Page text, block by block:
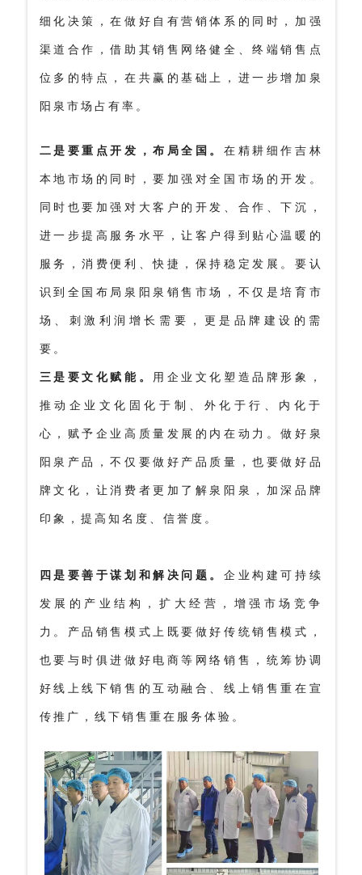
细化决策，在做好自有营销体系的同时， 加强
渠道合作，借助其销售网络健全、终端销售点
位多的特点，在共赢的基础上，进一步增加泉
阳泉市场占有率。
二是要重点开发，布局全国。在精耕细作吉林
本地市场的同时，要加强对全国市场的开发。
同时也要加强对大客户的开发、合作、下沉，
进一步提高服务水平，让客户得到贴心温暖的
服务，消费便利、快捷，保持稳定发展。要认
识到全国布局泉阳泉销售市场，不仅是培育市
场、刺激利润增长需要，更是品牌建设的需
要。
三是要文化赋能。 用企业文化塑造品牌形象，
推动企业文化固化于制、外化于行、内化于
心，赋予企业高质量发展的内在动力。做好泉
阳泉产品，不仅要做好产品质量，也要做好品
牌文化，让消费者更加了解泉阳泉，加深品牌
印象，提高知名度、信誉度。
四是要善于谋划和解决问题。企业构建可持续
发展的产业结构，扩大经营，增强市场竞争
力。产品销售模式上既要做好传统销售模式，
也要与时俱进做好电商等网络销售，统筹协调
好线上线下销售的互动融合、线上销售重在宣
传推广，线下销售重在服务体验。